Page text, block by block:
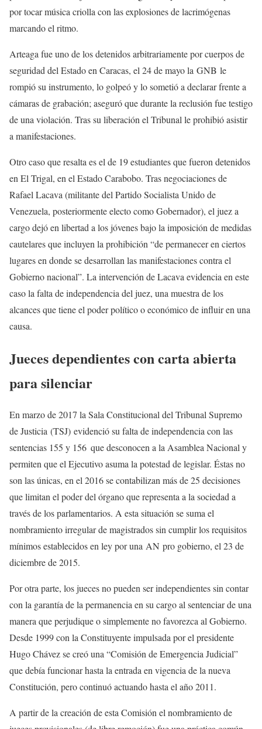
por tocar música criolla con las explosiones de lacrimógenas
marcando el ritmo.
Arteaga fue uno de los detenidos arbitrariamente por cuerpos de
seguridad del Estado en Caracas, el 24 de mayo la GNB le
rompió su instrumento, lo golpeó y lo sometió a declarar frente a
cámaras de grabación; aseguró que durante la reclusión fue testigo
de una violación. Tras su liberación el Tribunal le prohibió asistir
a manifestaciones.
Otro caso que resalta es el de 19 estudiantes que fueron detenidos
en El Trigal, en el Estado Carabobo. Tras negociaciones de
Rafael Lacava (militante del Partido Socialista Unido de
Venezuela, posteriormente electo como Gobernador), el juez a
cargo dejó en libertad a los jóvenes bajo la imposición de medidas
cautelares que incluyen la prohibición “de permanecer en ciertos
lugares en donde se desarrollan las manifestaciones contra el
Gobierno nacional”. La intervención de Lacava evidencia en este
caso la falta de independencia del juez, una muestra de los
alcances que tiene el poder político o económico de influir en una
causa.
Jueces dependientes con carta abierta
para silenciar
En marzo de 2017 la Sala Constitucional del Tribunal Supremo
de Justicia (TSJ) evidenció su falta de independencia con las
sentencias 155 y 156 que desconocen a la Asamblea Nacional y
permiten que el Ejecutivo asuma la potestad de legislar. Éstas no
son las únicas, en el 2016 se contabilizan más de 25 decisiones
que limitan el poder del órgano que representa a la sociedad a
través de los parlamentarios. A esta situación se suma el
nombramiento irregular de magistrados sin cumplir los requisitos
mínimos establecidos en ley por una AN pro gobierno, el 23 de
diciembre de 2015.
Por otra parte, los jueces no pueden ser independientes sin contar
con la garantía de la permanencia en su cargo al sentenciar de una
manera que perjudique o simplemente no favorezca al Gobierno.
Desde 1999 con la Constituyente impulsada por el presidente
Hugo Chávez se creó una “Comisión de Emergencia Judicial”
que debía funcionar hasta la entrada en vigencia de la nueva
Constitución, pero continuó actuando hasta el año 2011.
A partir de la creación de esta Comisión el nombramiento de